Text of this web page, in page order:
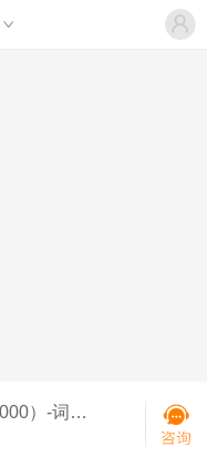
英语（二/专升本）（代码:00015/13000）-词性（4）名词单复数变化（上）